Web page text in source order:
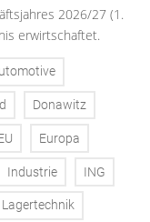
2026/27 (1.
erwirtschaftet.
Donawitz
Europa
Industrie ING
Lagertechnik